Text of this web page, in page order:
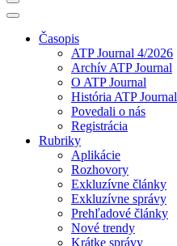
Časopis
ATP Journal 4/2026
Archív ATP Journal
O ATP Journal
História ATP Journal
Povedali o nás
Registrácia
Rubriky
Aplikácie
Rozhovory
Exkluzívne články
Exkluzívne správy
Prehľadové články
Nové trendy
Krátke správy